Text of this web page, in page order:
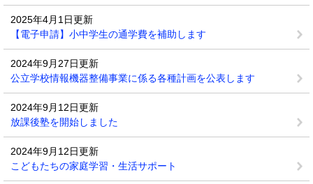
2025年4月1日更新
【電子申請】小中学生の通学費を補助します
2024年9月27日更新
公立学校情報機器整備事業に係る各種計画を公表します
2024年9月12日更新
放課後塾を開始しました
2024年9月12日更新
こどもたちの家庭学習・生活サポート